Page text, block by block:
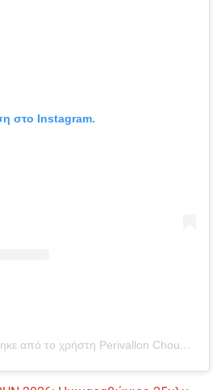
στο Instagram.
Η δημοσίευση κοινοποιήθηκε από το χρήστη Perivallon Chouni (@perivallonchouni)